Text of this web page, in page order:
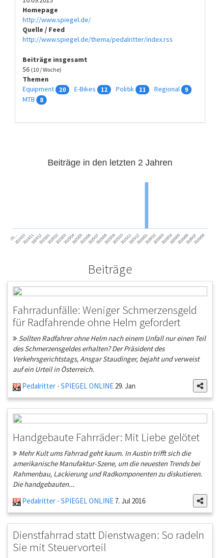
Homepage
http://www.spiegel.de/
Quelle / Feed
http://www.spiegel.de/thema/pedalritter/index.rss
Beiträge insgesamt
56 (10 / Woche)
Themen
Equipment
20 E-Bikes 12 Politik 11 Regional 9
MTB 8
Beiträge in den letzten 2 Jahren
20…2024/102024/112024/122025/012025/022025/032025/042025/052025/062025/072025/082025/092025/102025/112025/122026/012026/022026/032026/042026/052026/062026/072026/08
Beiträge
Fahrradunfälle: Weniger Schmerzensgeld
für Radfahrende ohne Helm gefordert
Sollten Radfahrer ohne Helm nach einem Unfall nur einen Teil
des Schmerzensgeldes erhalten? Der Präsident des
Verkehrsgerichtstags, Ansgar Staudinger, bejaht und verweist
auf ein Urteil in Österreich.
Pedalritter - SPIEGEL ONLINE 29. Jan
Handgebaute Fahrräder: Mit Liebe gelötet
Mehr Kult ums Fahrrad geht kaum. In Austin trifft sich die
amerikanische Manufaktur-Szene, um die neuesten Trends bei
Rahmenbau, Lackierung und Radkomponenten zu diskutieren.
Die handgebauten...
Pedalritter - SPIEGEL ONLINE 7. Jul 2016
Dienstfahrrad statt Dienstwagen: So radeln
Sie mit Steuervorteil